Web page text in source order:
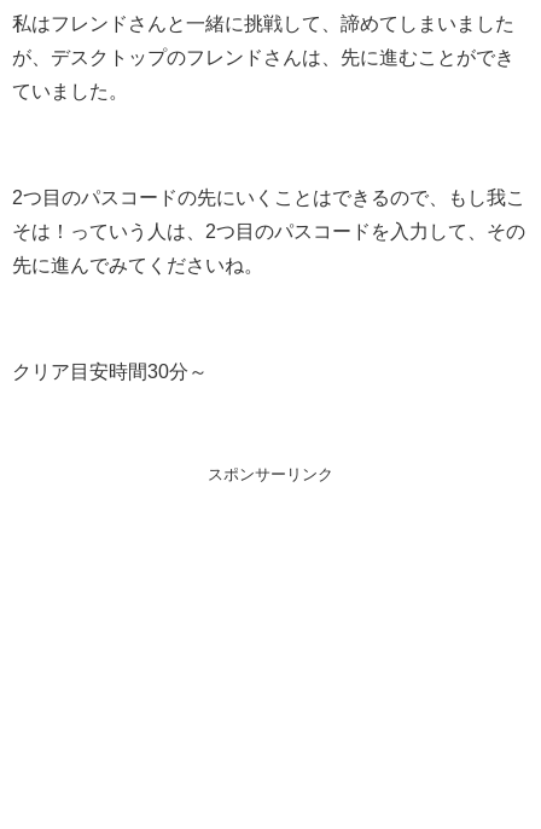
私はフレンドさんと一緒に挑戦して、諦めてしまいました
が、デスクトップのフレンドさんは、先に進むことができ
ていました。
2つ目のパスコードの先にいくことはできるので、もし我こ
そは！っていう人は、2つ目のパスコードを入力して、その
先に進んでみてくださいね。
クリア目安時間30分～
スポンサーリンク